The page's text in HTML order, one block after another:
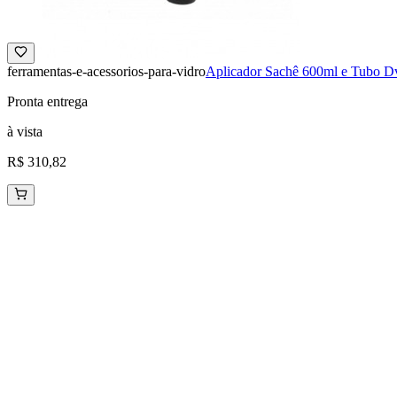
ferramentas-e-acessorios-para-vidroAplicador Sachê 600ml e Tubo
Pronta entrega
à vista
R$ 310,82